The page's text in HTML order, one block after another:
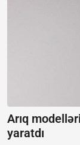
Arıq
yaratdı